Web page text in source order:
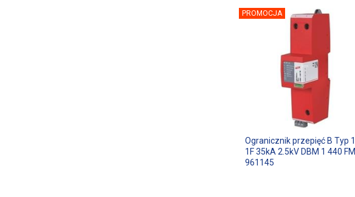
PROMOCJA
Ogranicznik przepięć B Typ 1
1F 35kA 2.5kV DBM 1 440 FM
961145